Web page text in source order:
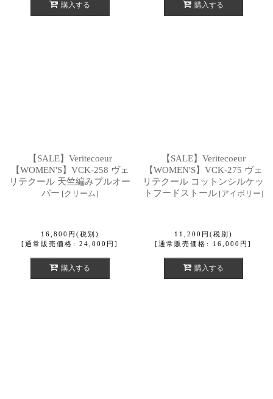
購入する 購入する
【SALE】Veritecoeur
【WOMEN'S】VCK-258 ヴェ
リテクール 天竺編みプルオー
バー [クリーム]
16,800 円 (税別)
[通常販売価格 : 24,000 円 ]
購入する
【SALE】Veritecoeur
【WOMEN'S】VCK-275 ヴェ
リテクール コットンシルケッ
トフードストール [アイボリー]
11,200 円 (税別)
[通常販売価格 : 16,000 円 ]
購入する